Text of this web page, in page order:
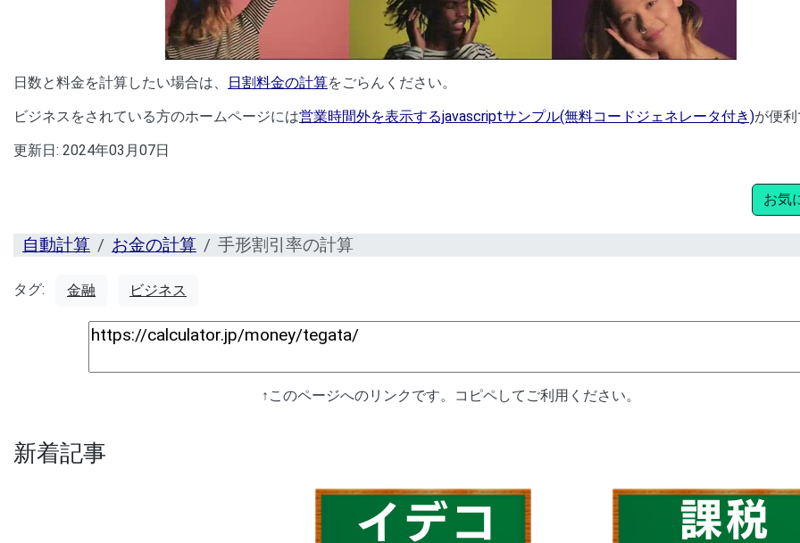
00:00 [ TRUVID ] PEOPLE DANCING
日数と料金を計算したい場合は、 日割料金の計算をごらんください。
ビジネスをされている方のホームページには営業時間外を表示するjavascriptサンプル(無料コードジェネレータ付き)が便
更新日: 2024年03月07日
お気
自動計算 お金の計算 手形割引率の計算
タグ: 金融 ビジネス
↑このページへのリンクです。コピペしてご利用ください。
新着記事